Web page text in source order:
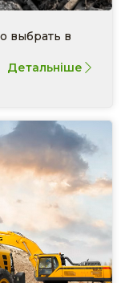
выбрать в
Детальніше